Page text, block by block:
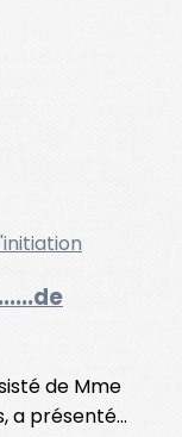
de Mme
a présenté...